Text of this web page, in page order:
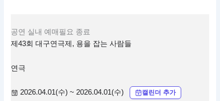
공연 실내 예매필요 종료
제43회 대구연극제, 용을 잡는 사람들
연극
2026.04.01(수) ~ 2026.04.01(수) 캘린더 추가